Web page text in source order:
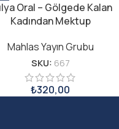
Oral – Gölgede Kalan
Kadından Mektup
Mahlas Yayın Grubu
SKU: 667
₺320,00